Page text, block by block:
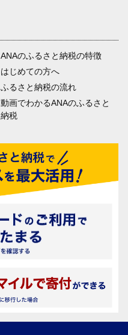
ANAのふるさと納税の特徴
はじめての方へ
ふるさと納税の流れ
動画でわかるANAのふるさと
納税